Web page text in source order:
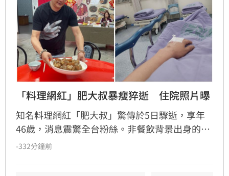
「料理網紅」肥大叔暴瘦猝逝　住院照片曝
知名料理網紅「肥大叔」驚傳於5日驟逝，享年
46歲，消息震驚全台粉絲。非餐飲背景出身的
他，憑藉親切教學與拚勁，將直播事業經營得有
-332分鐘前